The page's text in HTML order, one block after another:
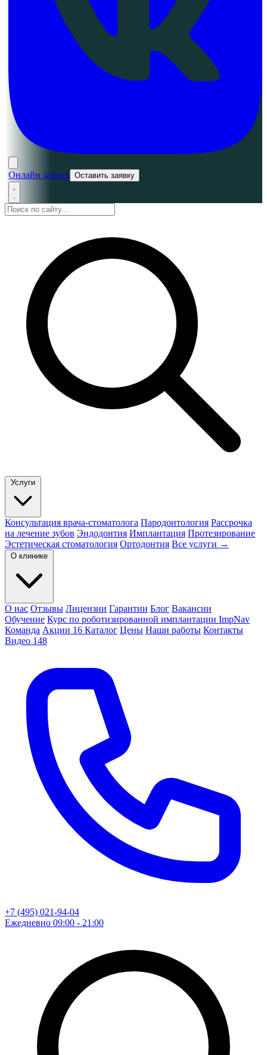
Онлайн запись Оставить заявку
Услуги
Консультация врача-стоматолога Пародонтология Рассрочка
на лечение зубов Эндодонтия Имплантация Протезирование
Эстетическая стоматология Ортодонтия Все услуги →
О клинике
О нас Отзывы Лицензии Гарантии Блог Вакансии
Обучение Курс по роботизированной имплантации ImpNav
Команда Акции 16 Каталог Цены Наши работы Контакты
Видео 148
+7 (495) 021-94-04
Ежедневно 09:00 - 21:00